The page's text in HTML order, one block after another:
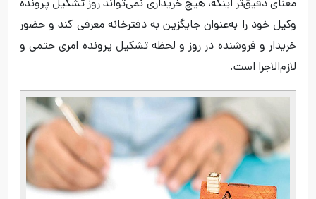
معنای دقیق‌تر اینکه، هیچ خریداری نمی‌تواند روز تشکیل پرونده
وکیل خود را به‌عنوان جایگزین به دفترخانه معرفی کند و حضور
خریدار و فروشنده در روز و لحظه تشکیل پرونده امری حتمی و
لازم‌الاجرا است.